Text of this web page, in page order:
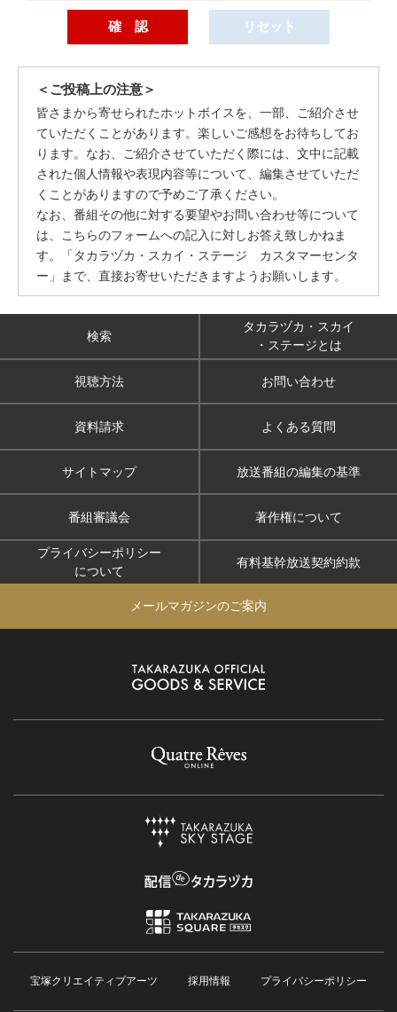
＜ご投稿上の注意＞
皆さまから寄せられたホットボイスを、一部、ご紹介させ
ていただくことがあります。楽しいご感想をお待ちしてお
ります。なお、ご紹介させていただく際には、文中に記載
された個人情報や表現内容等について、編集させていただ
くことがありますので予めご了承ください。
なお、番組その他に対する要望やお問い合わせ等について
は、こちらのフォームへの記入に対しお答え致しかねま
す。「タカラヅカ・スカイ・ステージ カスタマーセンタ
ー」まで、直接お寄せいただきますようお願いします。
検索
タカラヅカ・スカイ
・ステージとは
視聴方法 お問い合わせ
資料請求 よくある質問
サイトマップ 放送番組の編集の基準
番組審議会 著作権について
プライバシーポリシー
について
有料基幹放送契約約款
メールマガジンのご案内
宝塚クリエイティブアーツ 採用情報 プライバシーポリシー